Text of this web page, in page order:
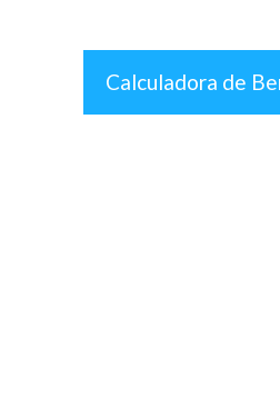
Calculadora de